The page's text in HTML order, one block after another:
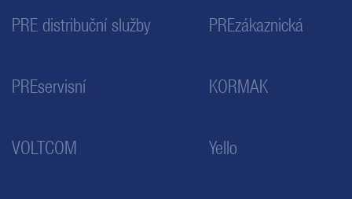
PRE distribuční služby PREzákaznická
PREservisní KORMAK
VOLTCOM Yello